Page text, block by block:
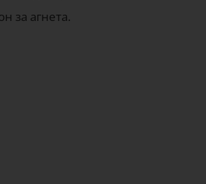
за агнета.